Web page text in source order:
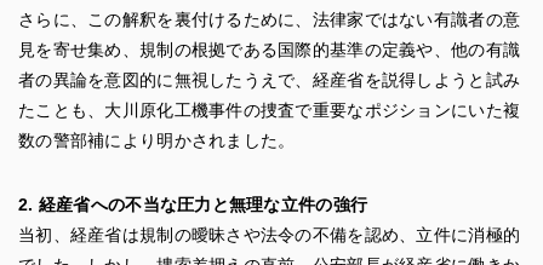
さらに、この解釈を裏付けるために、法律家ではない有識者の意
見を寄せ集め、規制の根拠である国際的基準の定義や、他の有識
者の異論を意図的に無視したうえで、経産省を説得しようと試み
たことも、大川原化工機事件の捜査で重要なポジションにいた複
数の警部補により明かされました。
2. 経産省への不当な圧力と無理な立件の強行
当初、経産省は規制の曖昧さや法令の不備を認め、立件に消極的